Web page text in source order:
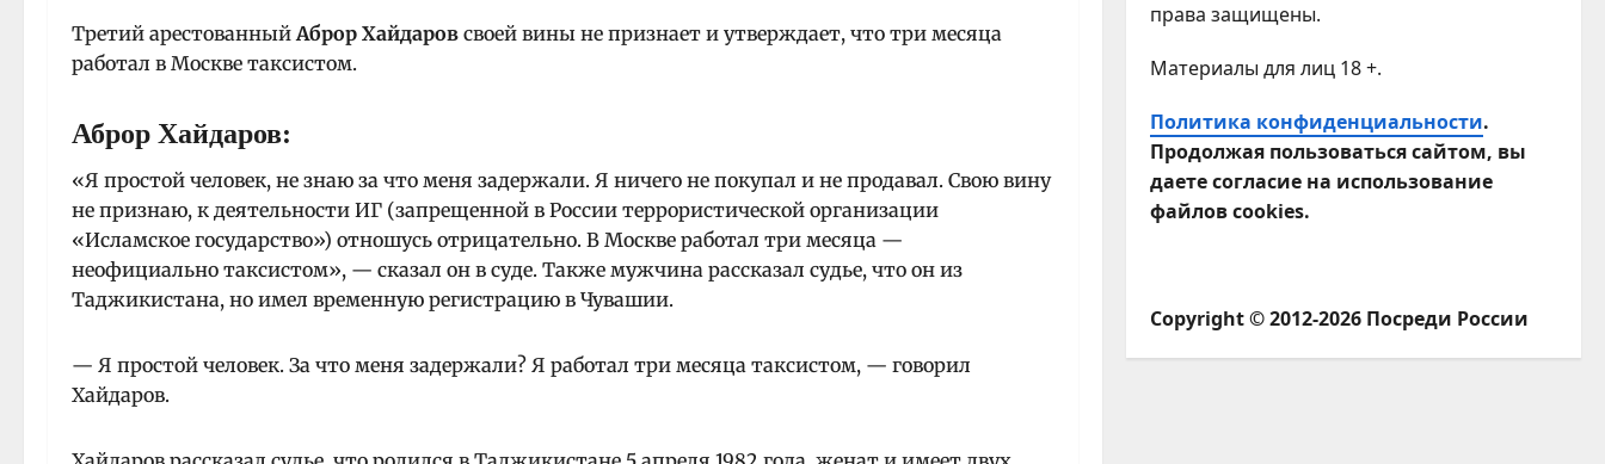
Третий арестованный Аброр Хайдаров своей вины не признает и утверждает, что три месяца
работал в Москве таксистом.
Аброр Хайдаров:
«Я простой человек, не знаю за что меня задержали. Я ничего не покупал и не продавал. Свою вину
не признаю, к деятельности ИГ (запрещенной в России террористической организации
«Исламское государство») отношусь отрицательно. В Москве работал три месяца —
неофициально таксистом», — сказал он в суде. Также мужчина рассказал судье, что он из
Таджикистана, но имел временную регистрацию в Чувашии.
— Я простой человек. За что меня задержали? Я работал три месяца таксистом, — говорил
Хайдаров.
права защищены.
Материалы для лиц 18 +.
Политика конфиденциальности.
Продолжая пользоваться сайтом, вы
даете согласие на использование
файлов cookies.
Copyright © 2012-2026 Посреди России